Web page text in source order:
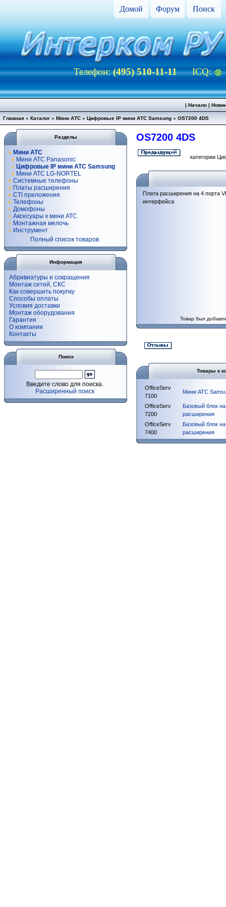
Домой Форум Поиск
Телефон:(495) 510-11-11ICQ:
| Начало|
Главная » Каталог » Мини АТС » Цифровые IP мини АТС Samsung » OS7200 4DS
Разделы
Мини АТС
Мини АТС Panasonic
Цифровые IP мини АТС Samsung
Мини АТС LG-NORTEL
Системные телефоны
Платы расширения
CTI приложения
Телефоны
Домофоны
Аксесуары к мини АТС
Монтажная мелочь
Инструмент
Полный список товаров
Информация
Абривиатуры и сокращения
Монтаж сетей, СКС
Как совершить покупку
Способы оплаты
Условия доставки
Монтаж оборудования
Гарантия
О компании
Контакты
Поиск
Введите слово для поиска.
Расширенный поиск
OS7200 4DS
категории
Плата расширения на 4 порта
интерфейса
Товар был
Товары к
OfficeServ
7100
Мини АТС
OfficeServ
7200
Базовый блок
расширения
OfficeServ
7400
Базовый блок
расширения